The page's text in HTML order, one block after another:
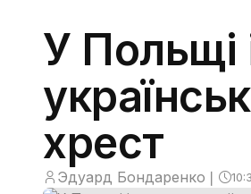
У Польщі
хрест
Эдуард Бондаренко ❘